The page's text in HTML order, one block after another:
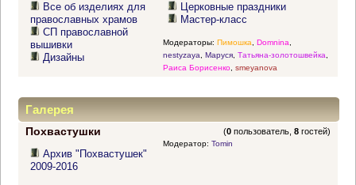
Все об изделиях для
православных храмов
СП православной
вышивки
Дизайны
Церковные праздники
Мастер-класс
Модераторы: Пимошка Domnina
nestyzaya
Маруся, Татьяна-золотошвейка
Раиса Борисенко, smeyanova
Галерея
Похвастушки (0 пользователь,8 гостей)
Архив "Похвастушек"
2009-2016
Модератор: Tomin